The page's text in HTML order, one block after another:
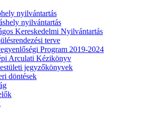
nyilvántartás
nyilvántartás
Kereskedelmi Nyilvántartás
terve
Program 2019-2024
Arculati Kézikönyv
jegyzőkönyvek
döntések